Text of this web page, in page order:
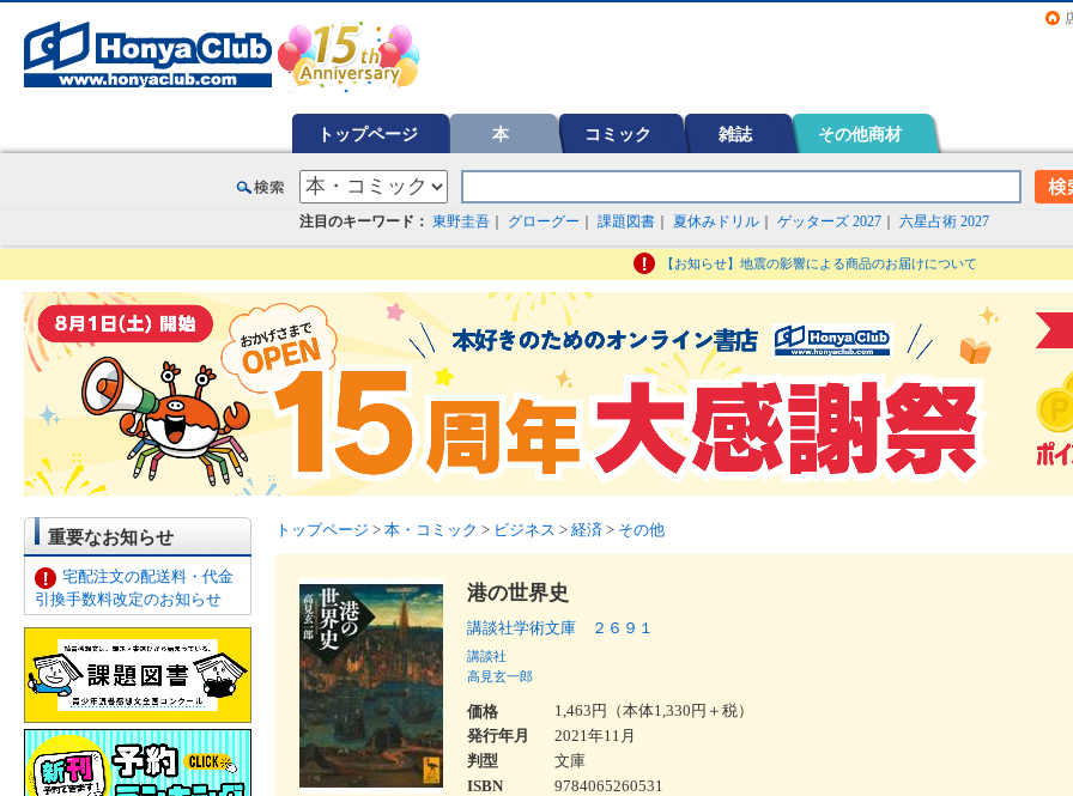
トップページ 本 コミック 雑誌 その他商材
注目のキーワード： 東野圭吾 グローグー 課題図書 夏休みドリル ゲッターズ 2027 六星占術 2027
【お知らせ】地震の影響による商品のお届けについて
重要なお知らせ
宅配注文の配送料・代金
引換手数料改定のお知らせ
トップページ > 本・コミック > ビジネス > 経済 > その他
港の世界史
講談社学術文庫 ２６９１
講談社
高見玄一郎
価格
1,463円（本体1,330円＋税）
発行年月
2021年11月
判型
文庫
ISBN
9784065260531